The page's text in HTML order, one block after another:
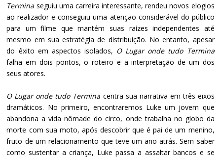
Termina seguiu uma carreira interessante, rendeu novos elogios
ao realizador e conseguiu uma atenção considerável do público
para um filme que mantém suas raízes independentes até
mesmo em sua estratégia de distribuição. No entanto, apesar
do êxito em aspectos isolados, O Lugar onde tudo Termina
falha em dois pontos, o roteiro e a interpretação de um dos
seus atores.
O Lugar onde tudo Termina centra sua narrativa em três eixos
dramáticos. No primeiro, encontraremos Luke um jovem que
abandona a vida nômade do circo, onde trabalha no globo da
morte com sua moto, após descobrir que é pai de um menino,
fruto de um relacionamento que teve um ano atrás. Sem saber
como sustentar a criança, Luke passa a assaltar bancos e se